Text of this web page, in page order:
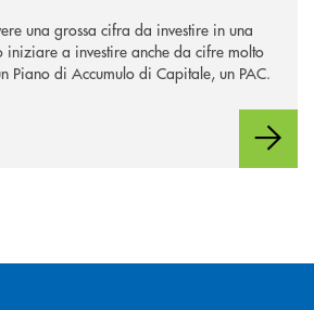
una grossa cifra da investire in una
iniziare a investire anche da cifre molto
Piano di Accumulo di Capitale, un PAC.